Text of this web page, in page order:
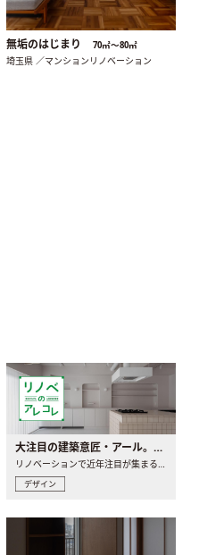
無垢のはじまり 70㎡〜80㎡
埼玉県 ／マンションリノベーション
大注目の建築意匠・アール。人気の理由と空間に取り入れるポイント
リノベーションで近年注目が集まる建築意匠の一つであるアール..
デザイン